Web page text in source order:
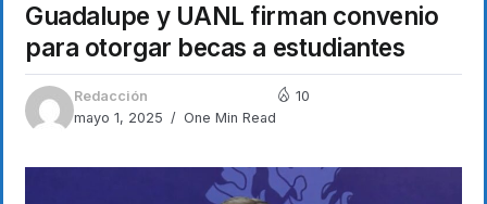
Guadalupe y UANL firman convenio
para otorgar becas a estudiantes
Redacción
mayo 1, 2025
One Min Read
10